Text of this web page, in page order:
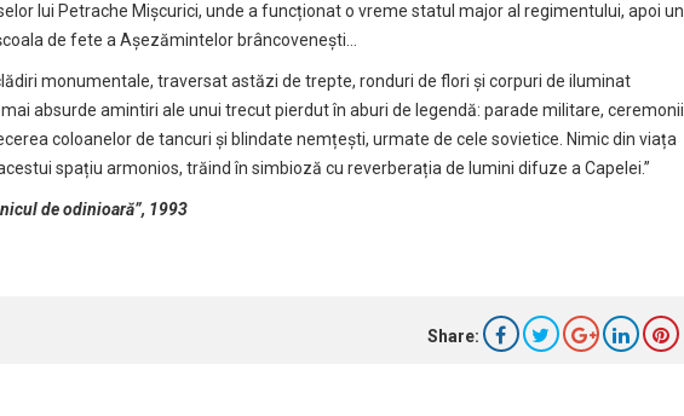
lui Petrache Mișcurici, unde a funcționat o vreme statul major al regimentului, apoi un
de fete a Așezămintelor brâncovenești…
monumentale, traversat astăzi de trepte, ronduri de flori și corpuri de iluminat
absurde amintiri ale unui trecut pierdut în aburi de legendă: parade militare, ceremonii
coloanelor de tancuri și blindate nemțești, urmate de cele sovietice. Nimic din viața
spațiu armonios, trăind în simbioză cu reverberația de lumini difuze a Capelei.”
de odinioară”, 1993
Share: